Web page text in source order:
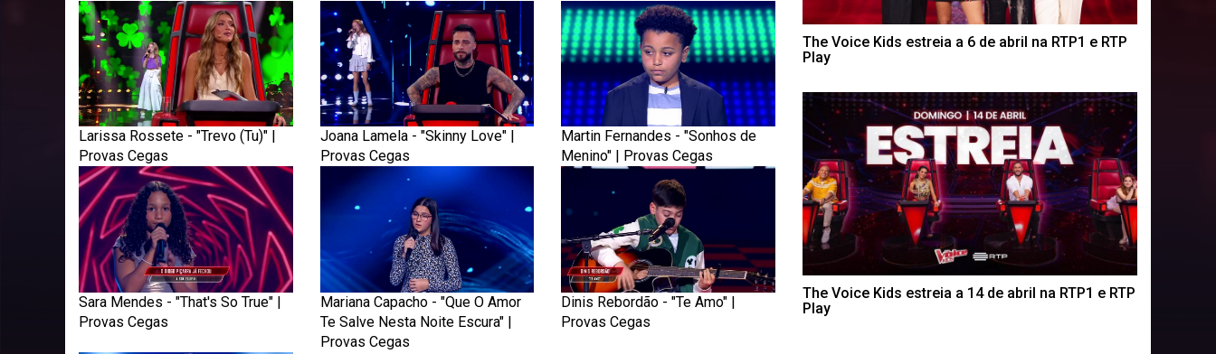
Larissa Rossete - "Trevo (Tu)" |
Provas Cegas
Joana Lamela - "Skinny Love" |
Provas Cegas
Martin Fernandes - "Sonhos de
Menino" | Provas Cegas
Sara Mendes - "That's So True" |
Provas Cegas
Mariana Capacho - "Que O Amor
Te Salve Nesta Noite Escura" |
Provas Cegas
Dinis Rebordão - "Te Amo" |
Provas Cegas
The Voice Kids estreia a 6 de abril na RTP1 e RTP
Play
The Voice Kids estreia a 14 de abril na RTP1 e RTP
Play